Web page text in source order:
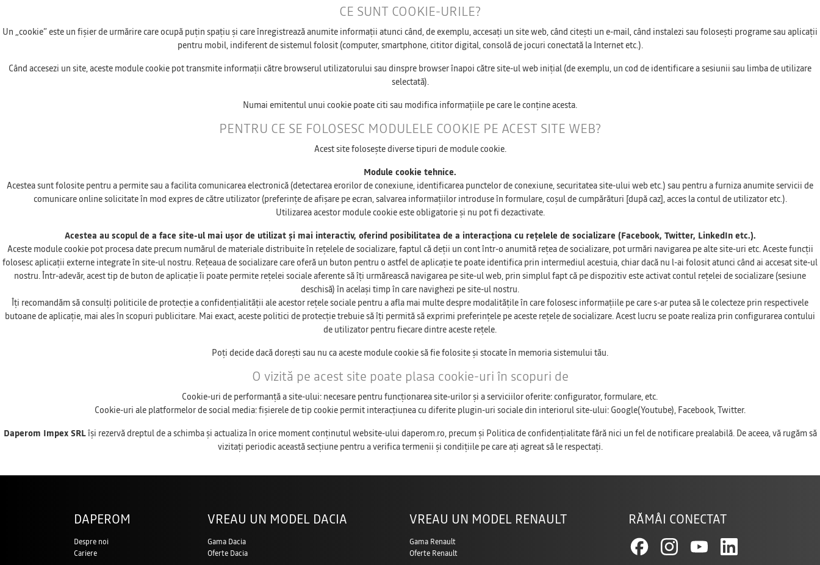
CE SUNT COOKIE-URILE?
Un „cookie” este un fișier de urmărire care ocupă puțin spațiu și care înregistrează anumite informații atunci când, de exemplu, accesați un site web, când citești un e-mail, când instalezi sau folosești programe sau aplicații
pentru mobil, indiferent de sistemul folosit (computer, smartphone, cititor digital, consolă de jocuri conectată la Internet etc.).
Când accesezi un site, aceste module cookie pot transmite informații către browserul utilizatorului sau dinspre browser înapoi către site-ul web inițial (de exemplu, un cod de identificare a sesiunii sau limba de utilizare
selectată).
Numai emitentul unui cookie poate citi sau modifica informațiile pe care le conține acesta.
PENTRU CE SE FOLOSESC MODULELE COOKIE PE ACEST SITE WEB?
Acest site folosește diverse tipuri de module cookie.
Module cookie tehnice.
Acestea sunt folosite pentru a permite sau a facilita comunicarea electronică (detectarea erorilor de conexiune, identificarea punctelor de conexiune, securitatea site-ului web etc.) sau pentru a furniza anumite servicii de
comunicare online solicitate în mod expres de către utilizator (preferințe de afișare pe ecran, salvarea informațiilor introduse în formulare, coșul de cumpărături [după caz], acces la contul de utilizator etc.).
Utilizarea acestor module cookie este obligatorie și nu pot fi dezactivate.
Acestea au scopul de a face site-ul mai ușor de utilizat și mai interactiv, oferind posibilitatea de a interacționa cu rețelele de socializare (Facebook, Twitter, LinkedIn etc.).
Aceste module cookie pot procesa date precum numărul de materiale distribuite în rețelele de socializare, faptul că deții un cont într-o anumită rețea de socializare, pot urmări navigarea pe alte site-uri etc. Aceste funcții
folosesc aplicații externe integrate în site-ul nostru. Rețeaua de socializare care oferă un buton pentru o astfel de aplicație te poate identifica prin intermediul acestuia, chiar dacă nu l-ai folosit atunci când ai accesat site-ul
nostru. Într-adevăr, acest tip de buton de aplicație îi poate permite rețelei sociale aferente să îți urmărească navigarea pe site-ul web, prin simplul fapt că pe dispozitiv este activat contul rețelei de socializare (sesiune
deschisă) în același timp în care navighezi pe site-ul nostru.
Îți recomandăm să consulți politicile de protecție a confidențialității ale acestor rețele sociale pentru a afla mai multe despre modalitățile în care folosesc informațiile pe care s-ar putea să le colecteze prin respectivele
butoane de aplicație, mai ales în scopuri publicitare. Mai exact, aceste politici de protecție trebuie să îți permită să exprimi preferințele pe aceste rețele de socializare. Acest lucru se poate realiza prin configurarea contului
de utilizator pentru fiecare dintre aceste rețele.
Poți decide dacă dorești sau nu ca aceste module cookie să fie folosite și stocate în memoria sistemului tău.
O vizită pe acest site poate plasa cookie-uri în scopuri de
Cookie-uri de performanță a site-ului: necesare pentru funcționarea site-urilor și a serviciilor oferite: configurator, formulare, etc.
Cookie-uri ale platformelor de social media: fișierele de tip cookie permit interacțiunea cu diferite plugin-uri sociale din interiorul site-ului: Google(Youtube), Facebook, Twitter.
Daperom Impex SRLîşi rezervă dreptul de a schimba şi actualiza în orice moment conţinutul website-ului daperom.ro, precum şi Politica de confidenţialitate fără nici un fel de notificare prealabilă. De aceea, vă rugăm să
vizitaţi periodic această secţiune pentru a verifica termenii şi condiţiile pe care aţi agreat să le respectaţi.
DAPEROM
Despre noi
Cariere
VREAU UN MODEL DACIA
Gama Dacia
Oferte Dacia
VREAU UN MODEL RENAULT
Gama Renault
Oferte Renault
RĂMÂI CONECTAT